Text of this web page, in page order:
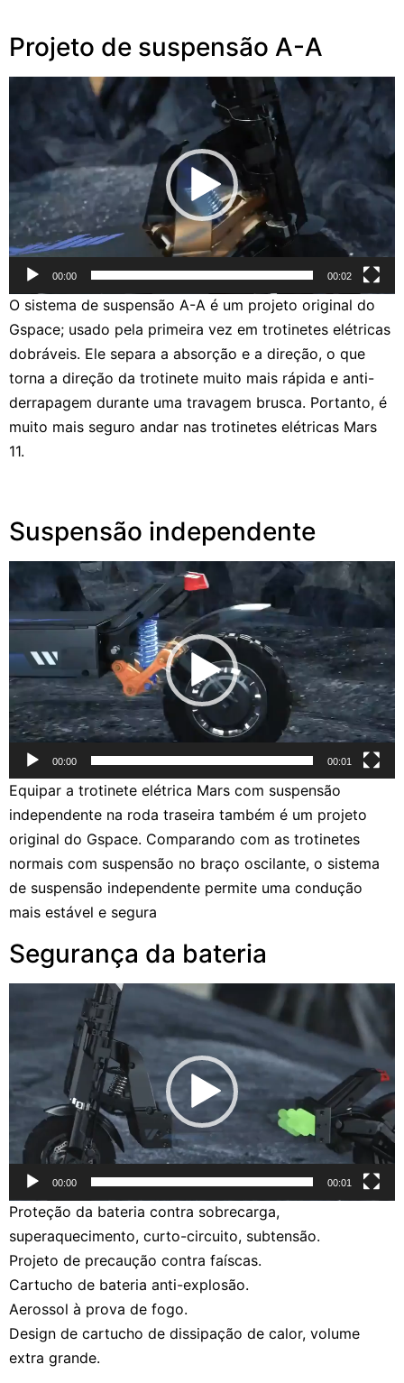
Projeto de suspensão A-A
Reprodutor
vídeo
00:00 00:02
O sistema de suspensão A-A é um projeto original do
Gspace; usado pela primeira vez em trotinetes elétricas
dobráveis. Ele separa a absorção e a direção, o que
torna a direção da trotinete muito mais rápida e anti-
derrapagem durante uma travagem brusca. Portanto, é
muito mais seguro andar nas trotinetes elétricas Mars
11.
Suspensão independente
Reprodutor
vídeo
00:00 00:01
Equipar a trotinete elétrica Mars com suspensão
independente na roda traseira também é um projeto
original do Gspace. Comparando com as trotinetes
normais com suspensão no braço oscilante, o sistema
de suspensão independente permite uma condução
mais estável e segura
Segurança da bateria
00:00 00:01
Proteção da bateria contra sobrecarga,
superaquecimento, curto-circuito, subtensão.
Projeto de precaução contra faíscas.
Cartucho de bateria anti-explosão.
Aerossol à prova de fogo.
Design de cartucho de dissipação de calor, volume
extra grande.